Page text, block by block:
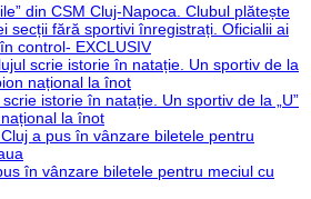
din CSM Cluj-Napoca. Clubul plătește
secții fără sportivi înregistrați. Oficialii ai
control- EXCLUSIV
scrie istorie în natație. Un sportiv de la
național la înot
istorie în natație. Un sportiv de la „U”
la înot
Cluj a pus în vânzare biletele pentru
pus în vânzare biletele pentru meciul cu